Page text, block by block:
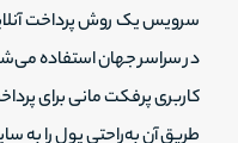
سرویس یک روش پرداخت
در سراسر جهان استفاده
کاربری پرفکت مانی برای
طریق آن به‌راحتی پول را به